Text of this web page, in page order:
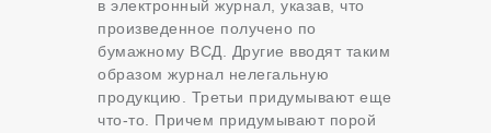
в электронный журнал, указав, что
произведенное получено по
бумажному ВСД. Другие вводят таким
образом журнал нелегальную
продукцию. Третьи придумывают еще
что-то. Причем придумывают порой